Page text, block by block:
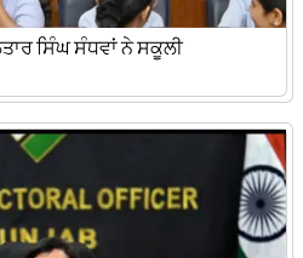
ਸਿੰਘ ਸੰਧਵਾਂ ਨੇ ਸਕੂਲੀ